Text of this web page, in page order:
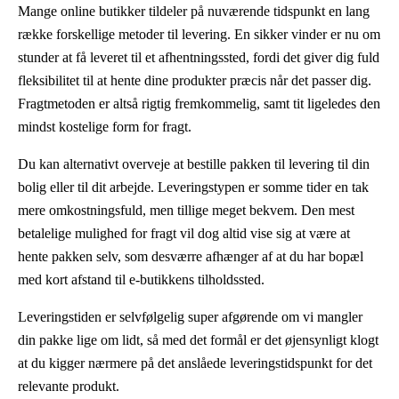
Mange online butikker tildeler på nuværende tidspunkt en lang
række forskellige metoder til levering. En sikker vinder er nu om
stunder at få leveret til et afhentningssted, fordi det giver dig fuld
fleksibilitet til at hente dine produkter præcis når det passer dig.
Fragtmetoden er altså rigtig fremkommelig, samt tit ligeledes den
mindst kostelige form for fragt.
Du kan alternativt overveje at bestille pakken til levering til din
bolig eller til dit arbejde. Leveringstypen er somme tider en tak
mere omkostningsfuld, men tillige meget bekvem. Den mest
betalelige mulighed for fragt vil dog altid vise sig at være at
hente pakken selv, som desværre afhænger af at du har bopæl
med kort afstand til e-butikkens tilholdssted.
Leveringstiden er selvfølgelig super afgørende om vi mangler
din pakke lige om lidt, så med det formål er det øjensynligt klogt
at du kigger nærmere på det anslåede leveringstidspunkt for det
relevante produkt.